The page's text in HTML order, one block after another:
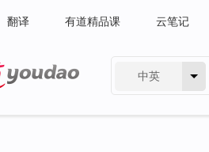
翻译 有道精品课 云笔记
中英